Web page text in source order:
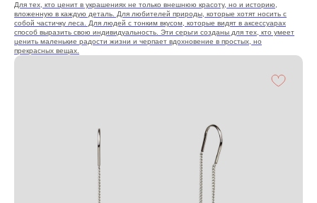
Для тех, кто ценит в украшениях не только внешнюю красоту, но и историю,
вложенную в каждую деталь. Для любителей природы, которые хотят носить с
собой частичку леса. Для людей с тонким вкусом, которые видят в аксессуарах
способ выразить свою индивидуальность. Эти серьги созданы для тех, кто умеет
ценить маленькие радости жизни и черпает вдохновение в простых, но
прекрасных вещах.